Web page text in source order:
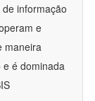
informação
e
maneira
e é dominada